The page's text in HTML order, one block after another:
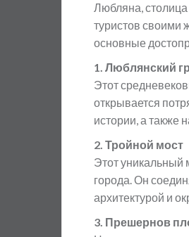
Любляна, столица
туристов своими
основные
1. Люблянский
Этот
открывается
истории, а также
2. Тройной мост
Этот уникальный
города. Он
архитектурой и
3. Прешернов